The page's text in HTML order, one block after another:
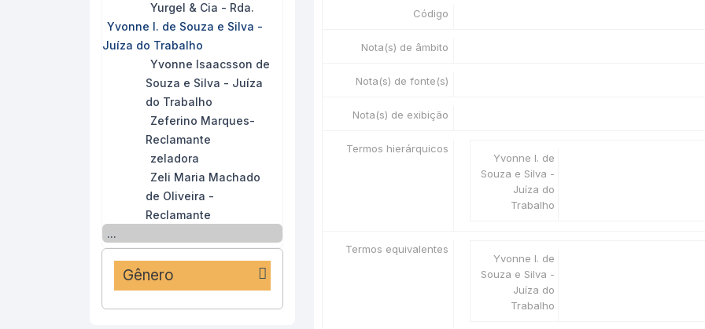
Yurgel & Cia - Rda.
Yvonne I. de Souza e Silva -
Juíza do Trabalho
Yvonne Isaacsson de
Souza e Silva - Juíza
do Trabalho
Zeferino Marques-
Reclamante
zeladora
Zeli Maria Machado
de Oliveira -
Reclamante
...
Gênero
Código
Nota(s) de âmbito
Nota(s) de fonte(s)
Nota(s) de exibição
Termos hierárquicos
Yvonne I. de
Souza e Silva -
Juíza do
Trabalho
Termos equivalentes
Yvonne I. de
Souza e Silva -
Juíza do
Trabalho